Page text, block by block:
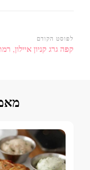
ניווט
ברשומות
לפוסט הקודם
קפה גרג קניון איילון,